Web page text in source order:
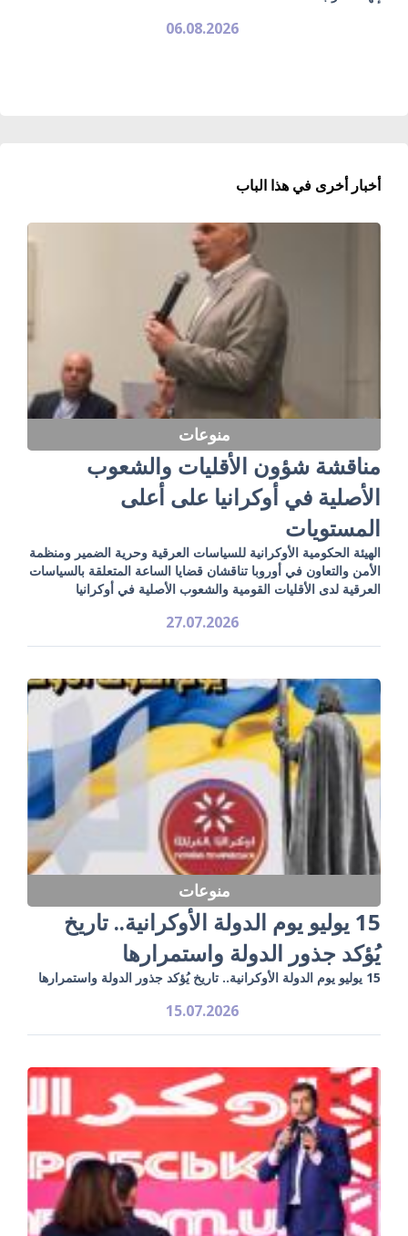
06.08.2026
أخبار أخرى في هذا الباب
منوعات
مناقشة شؤون الأقليات والشعوب
الأصلية في أوكرانيا على أعلى
المستويات
الهيئة الحكومية الأوكرانية للسياسات العرقية وحرية الضمير ومنظمة
الأمن والتعاون في أوروبا تناقشان قضايا الساعة المتعلقة بالسياسات
العرقية لدى الأقليات القومية والشعوب الأصلية في أوكرانيا
27.07.2026
منوعات
15 يوليو يوم الدولة الأوكرانية.. تاريخ
يُؤكد جذور الدولة واستمرارها
15 يوليو يوم الدولة الأوكرانية.. تاريخ يُؤكد جذور الدولة واستمرارها
15.07.2026